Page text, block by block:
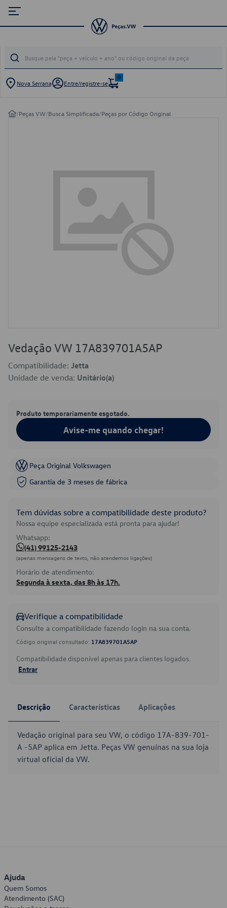
Nova Serrana Entre/registre-se
0
/Peças VW/Busca Simplificada/Peças por Código Original
Vedação VW 17A839701A5AP
Compatibilidade: Jetta
Unidade de venda: Unitário(a)
Produto temporariamente esgotado.
Avise-me quando chegar!
Peça Original Volkswagen
Garantia de 3 meses de fábrica
Tem dúvidas sobre a compatibilidade deste produto?
Nossa equipe especializada está pronta para ajudar!
Whatsapp:
(41) 99125-2143
(apenas mensagens de texto, não atendemos ligações)
Horário de atendimento:
Segunda à sexta, das 8h às 17h.
Verifique a compatibilidade
Consulte a compatibilidade fazendo login na sua conta.
Código original consultado: 17A839701A5AP
Compatibilidade disponível apenas para clientes logados.
Entrar
Descrição Características Aplicações
Vedação original para seu VW, o código 17A-839-701-
A -5AP aplica em Jetta. Peças VW genuínas na sua loja
virtual oficial da VW.
Ajuda
Quem Somos
Atendimento (SAC)